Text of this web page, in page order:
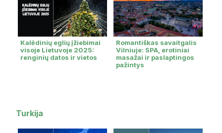
Kalėdinių eglių įžiebimai
visoje Lietuvoje 2025:
renginių datos ir vietos
Romantiškas savaitgalis
Vilniuje: SPA, erotiniai
masažai ir paslaptingos
pažintys
Turkija